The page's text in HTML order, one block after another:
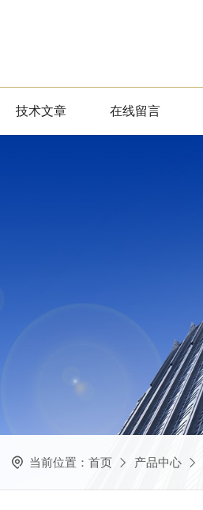
技术文章 在线留言
当前位置： 首页 产品中心